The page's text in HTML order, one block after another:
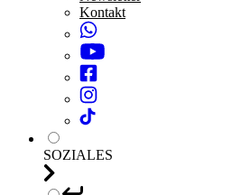
Kontakt
SOZIALES